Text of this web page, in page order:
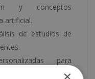
y conceptos
artificial.
de estudios de
para